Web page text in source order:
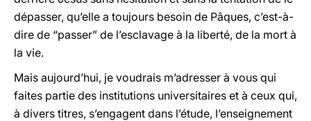
dépasser, qu’elle a toujours besoin de Pâques, c’est-à-
dire de “passer” de l’esclavage à la liberté, de la mort à
la vie.
Mais aujourd’hui, je voudrais m’adresser à vous qui
faites partie des institutions universitaires et à ceux qui,
à divers titres, s’engagent dans l’étude, l’enseignement